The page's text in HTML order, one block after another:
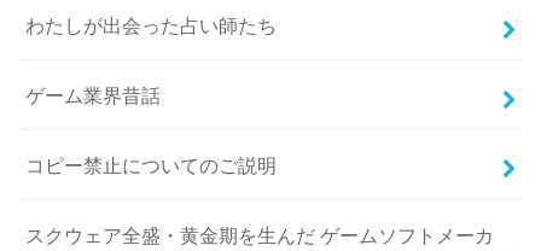
わたしが出会った占い師たち
ゲーム業界昔話
コピー禁止についてのご説明
スクウェア全盛・黄金期を生んだ ゲームソフトメーカ